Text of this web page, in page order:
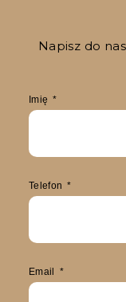
Napisz do
Imię
Telefon
Email